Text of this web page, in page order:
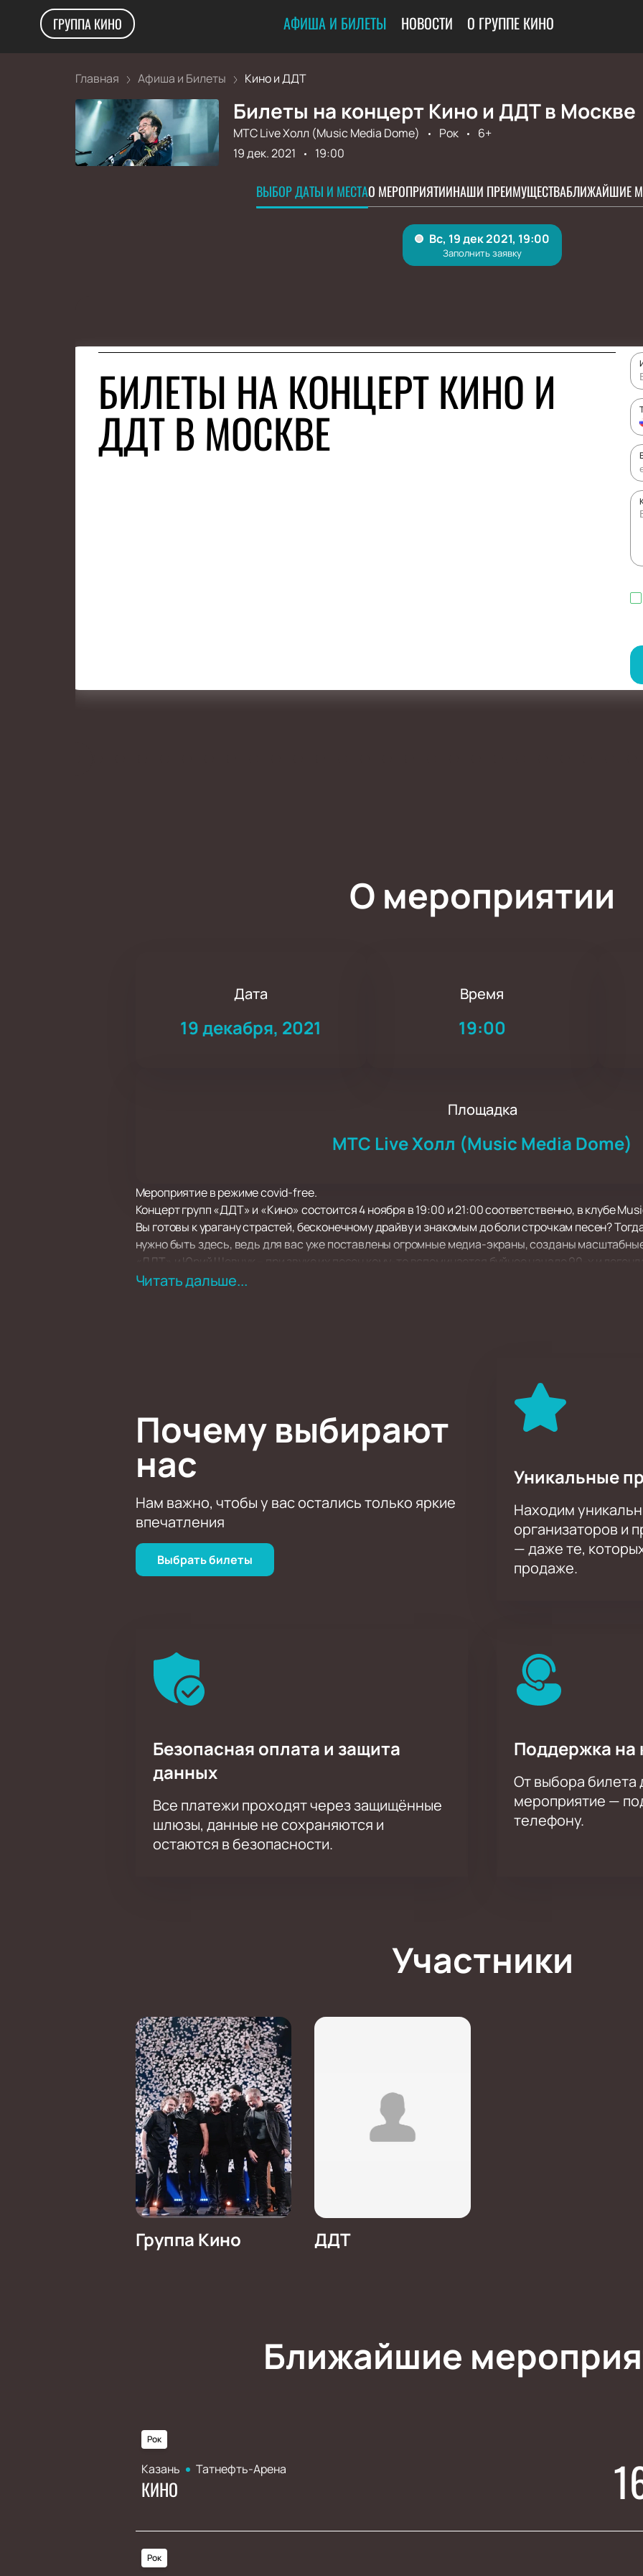
ГРУППА КИНО АФИША И БИЛЕТЫ НОВОСТИ О ГРУППЕ КИНО
Главная Афиша и Билеты Кино и ДДТ
Билеты на концерт Кино и ДДТ в Москве
МТС Live Холл (Music Media Dome) Рок
6+
19 дек. 2021
19:00
ВЫБОР ДАТЫ И МЕСТАО МЕРОПРИЯТИИНАШИ ПРЕИМУЩЕСТВАБЛИЖАЙШИЕ
БИЛЕТЫ НА КОНЦЕРТ КИНО И
ДДТ В МОСКВЕ
О мероприятии
Дата
19 декабря, 2021
Время
19:00
Площадка
МТС Live Холл (Music Media Dome)
Мероприятие в режиме covid-free.
Концерт групп «ДДТ» и «Кино» состоится 4 ноября в 19:00 и 21:00 соответственно, в клубе
Вы готовы к урагану страстей, бесконечному драйву и знакомым до боли строчкам песен?
нужно быть здесь, ведь для вас уже поставлены огромные медиа-экраны, созданы
«ДДТ» и Юрий Шевчук – при звуке их песен кому-то вспоминается буйное начало 90-х и
Весна», «Дождь», «Родина», «Прощальная», «Что такое осень». Для других это пронзительные
Читать дальше...
Почему выбирают
нас
Нам важно, чтобы у вас остались только яркие
впечатления
Выбрать билеты
Уникальные
Находим
организаторов и
— даже те,
продаже.
Безопасная оплата и защита
данных
Все платежи проходят через защищённые
шлюзы, данные не сохраняются и
остаются в безопасности.
Поддержка на
От выбора билета
мероприятие —
телефону.
Участники
Группа Кино ДДТ
Ближайшие
Рок
Казань Татнефть-Арена
КИНО
Рок